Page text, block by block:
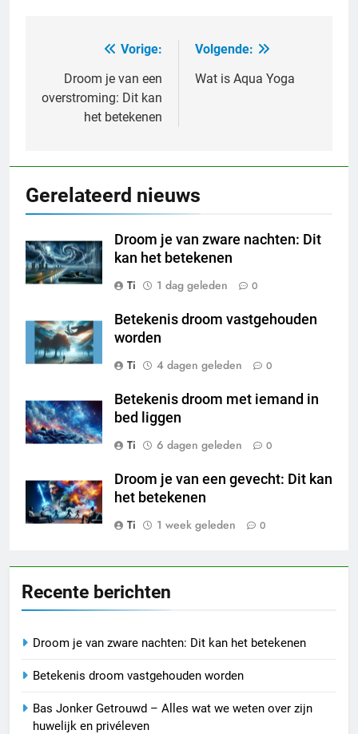
navigatie
Vorige:
Droom je van een
overstroming: Dit kan
het betekenen
Volgende:
Wat is Aqua Yoga
Gerelateerd nieuws
Droom je van zware nachten: Dit
kan het betekenen
Ti
1 dag geleden 0
Betekenis droom vastgehouden
worden
Ti
4 dagen geleden 0
Betekenis droom met iemand in
bed liggen
Ti
6 dagen geleden 0
Droom je van een gevecht: Dit kan
het betekenen
Ti
1 week geleden 0
Recente berichten
Droom je van zware nachten: Dit kan het betekenen
Betekenis droom vastgehouden worden
Bas Jonker Getrouwd – Alles wat we weten over zijn
huwelijk en privéleven